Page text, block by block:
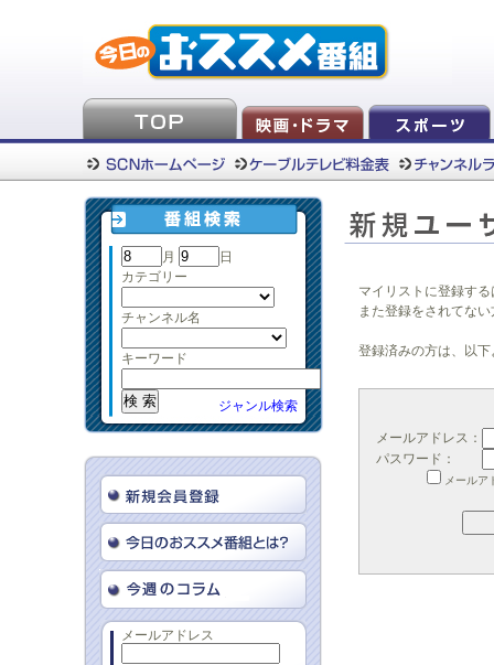
月
日
カテゴリー
チャンネル名
キーワード
ジャンル検索
メールアドレス
マイリストに登録す
また登録をされてな
登録済みの方は、以
メールアドレス：
パスワード：
メールア